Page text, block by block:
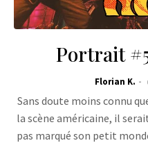
Portrait
Florian K.
Sans doute moins connu
la scène américaine, il
pas marqué son petit